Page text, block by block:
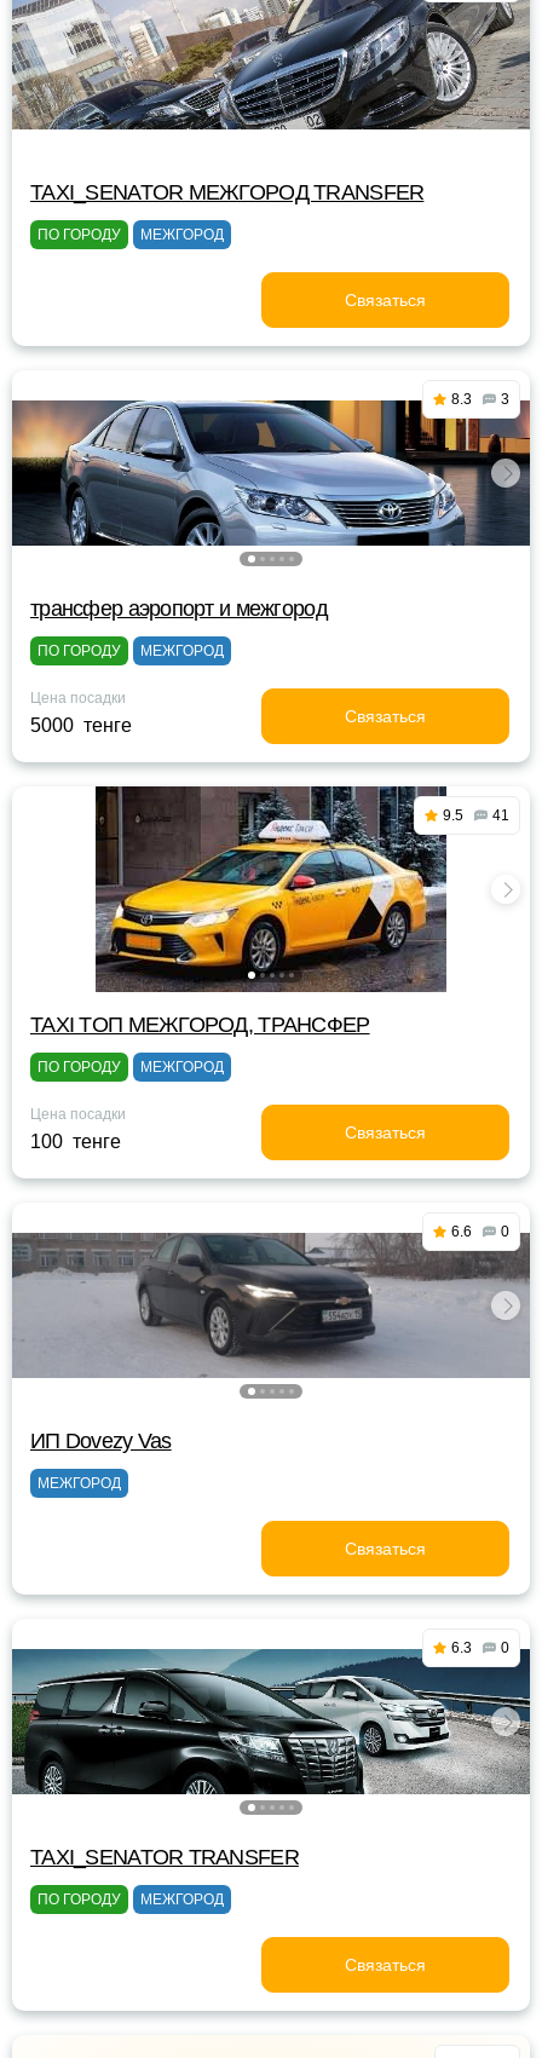
TAXI_SENATOR МЕЖГОРОД TRANSFER
ПО ГОРОДУ МЕЖГОРОД
Связаться
8.3 3
трансфер аэропорт и межгород
ПО ГОРОДУ МЕЖГОРОД
Цена посадки
5000 тенге Связаться
9.5 41
TAXI TOП МЕЖГОРОД, ТРАНСФЕР
ПО ГОРОДУ МЕЖГОРОД
Цена посадки
100 тенге Связаться
6.6 0
ИП Dovezy Vas
МЕЖГОРОД
Связаться
6.3 0
TAXI_SENATOR TRANSFER
ПО ГОРОДУ МЕЖГОРОД
Связаться